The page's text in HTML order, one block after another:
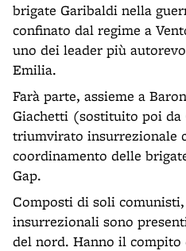
brigate Garibaldi nella
confinato dal regime a
uno dei leader più
Emilia.
Farà parte, assieme a
Giachetti (sostituito poi da
triumvirato insurrezionale
coordinamento delle
Gap.
Composti di soli
insurrezionali sono
del nord. Hanno il compito